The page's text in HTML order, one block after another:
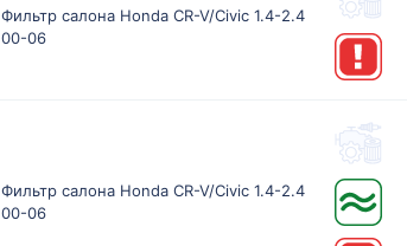
Фильтр салона Honda CR-V/Civic 1.4-2.4
00-06
Фильтр салона Honda CR-V/Civic 1.4-2.4
00-06